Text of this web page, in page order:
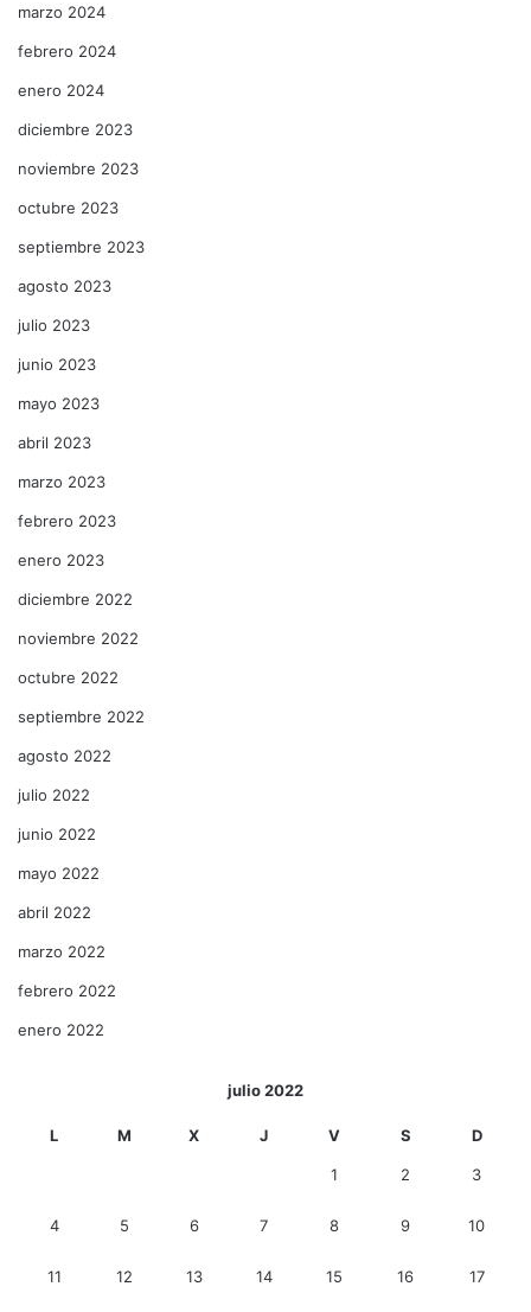
marzo 2024
febrero 2024
enero 2024
diciembre 2023
noviembre 2023
octubre 2023
septiembre 2023
agosto 2023
julio 2023
junio 2023
mayo 2023
abril 2023
marzo 2023
febrero 2023
enero 2023
diciembre 2022
noviembre 2022
octubre 2022
septiembre 2022
agosto 2022
julio 2022
junio 2022
mayo 2022
abril 2022
marzo 2022
febrero 2022
enero 2022
julio 2022
L M X J V S D
1 2 3
4 5 6 7 8 9 10
11 12 13 14 15 16 17